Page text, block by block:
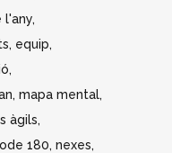
l'any
equip
mapa mental
àgils
180 nexes